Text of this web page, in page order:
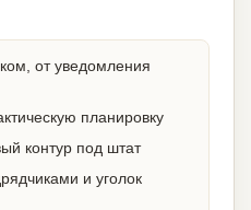
от уведомления
планировку
контур под штат
и уголок